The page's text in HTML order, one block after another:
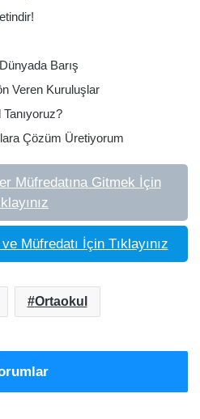
Barış
Veren Kuruluşlar
Tanıyoruz?
Çözüm Üretiyorum
Müfredatına Gitmek İçin
Müfredatı İçin Tıklayınız
Ortaokul